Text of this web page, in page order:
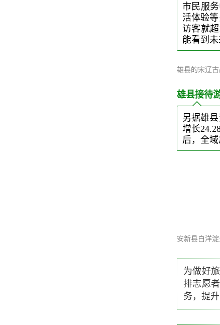
市民服
活体验
访客就
能看到
雄县的宋辽古
雄县接待
另据雄
增长
后，全
安新县白洋
为做好
排志愿
务，提